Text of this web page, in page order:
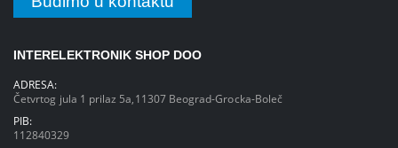
INTERELEKTRONIK SHOP DOO
ADRESA:
Četvrtog jula 1 prilaz 5a,11307 Beograd-Grocka-Boleč
PIB:
112840329